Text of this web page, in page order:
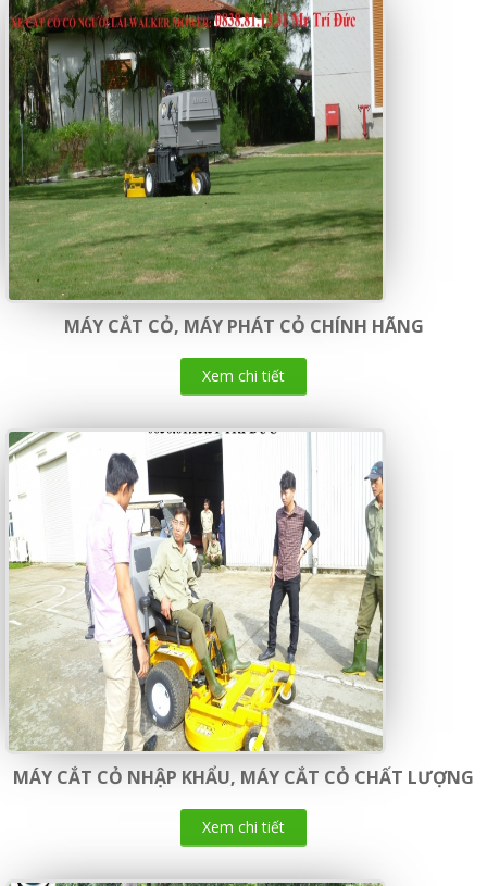
MÁY CẮT CỎ, MÁY PHÁT CỎ CHÍNH HÃNG
Xem chi tiết
MÁY CẮT CỎ NHẬP KHẨU, MÁY CẮT CỎ CHẤT LƯỢNG
Xem chi tiết